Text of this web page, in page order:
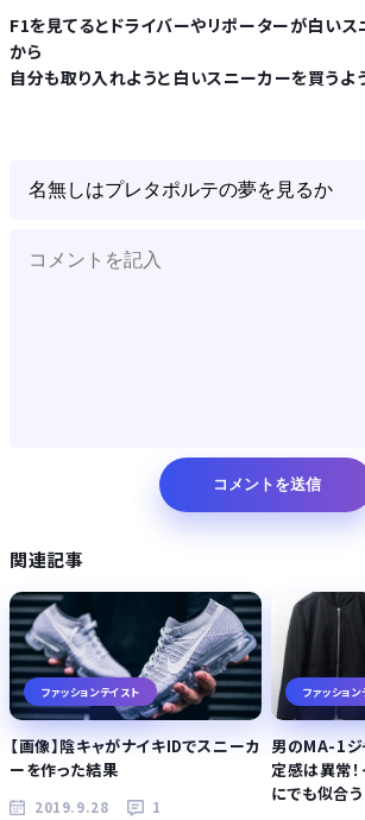
Powered by livedoor 相互RSS
F1を見てるとドライバーやリポーターが白い
から
自分も取り入れようと白いスニーカーを買うよ
関連記事
ファッションテイスト
【画像】陰キャがナイキIDでスニーカ
ーを作った結果
2019.9.28 1
ファッション
男のMA-1ジ
定感は異常
にでも似合う